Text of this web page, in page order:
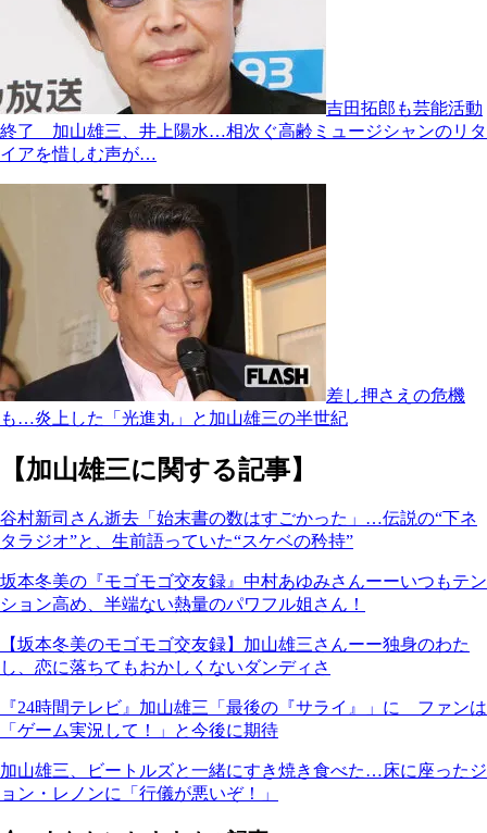
吉田拓郎も芸能活動
終了 加山雄三、井上陽水…相次ぐ高齢ミュージシャンのリタ
イアを惜しむ声が…
差し押さえの危機
も…炎上した「光進丸」と加山雄三の半世紀
【加山雄三に関する記事】
谷村新司さん逝去「始末書の数はすごかった」…伝説の“下ネ
タラジオ”と、生前語っていた“スケベの矜持”
坂本冬美の『モゴモゴ交友録』中村あゆみさんーーいつもテン
ション高め、半端ない熱量のパワフル姐さん！
【坂本冬美のモゴモゴ交友録】加山雄三さんーー独身のわた
し、恋に落ちてもおかしくないダンディさ
『24時間テレビ』加山雄三「最後の『サライ』」に ファンは
「ゲーム実況して！」と今後に期待
加山雄三、ビートルズと一緒にすき焼き食べた…床に座ったジ
ョン・レノンに「行儀が悪いぞ！」